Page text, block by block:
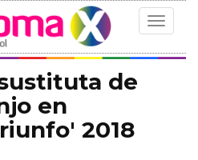
Toggle
de
en
2018